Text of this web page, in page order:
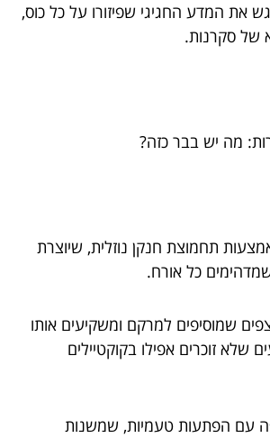
את המדע החגיגי שפיזורו על כל כוס,
של סקרנות.
מה יש בבר כזה?
תחמוצת חנקן נוזלית, שיוצרת
שמדהימים כל אורח.
שמוסיפים למרקם ומשקיעים אותו
שלא זוכרים אפילו בקוקטיילים
עם הפתעות טעמיות, שמשנות